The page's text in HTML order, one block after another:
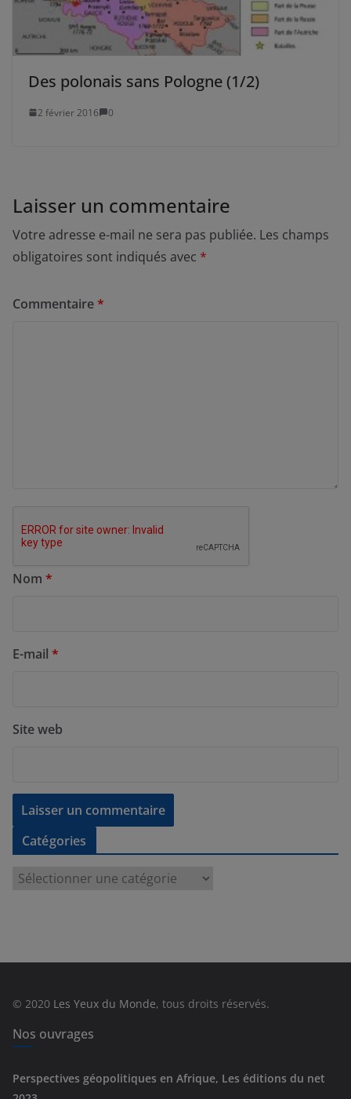
Des polonais sans Pologne (1/2)
2 février 2016 0
Laisser un commentaire
Votre adresse e-mail ne sera pas publiée. Les champs
obligatoires sont indiqués avec *
Commentaire*
Nom *
E-mail *
Site web
Catégories
e
s
© 2020 Les Yeux du Monde, tous droits réservés.
Nos ouvrages
Perspectives géopolitiques en Afrique, Les éditions du net